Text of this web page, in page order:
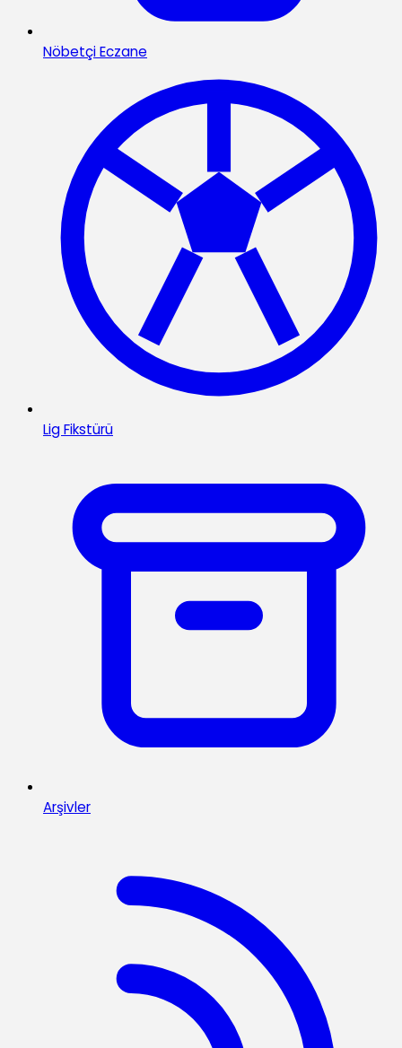
Nöbetçi Eczane
Lig Fikstürü
Arşivler